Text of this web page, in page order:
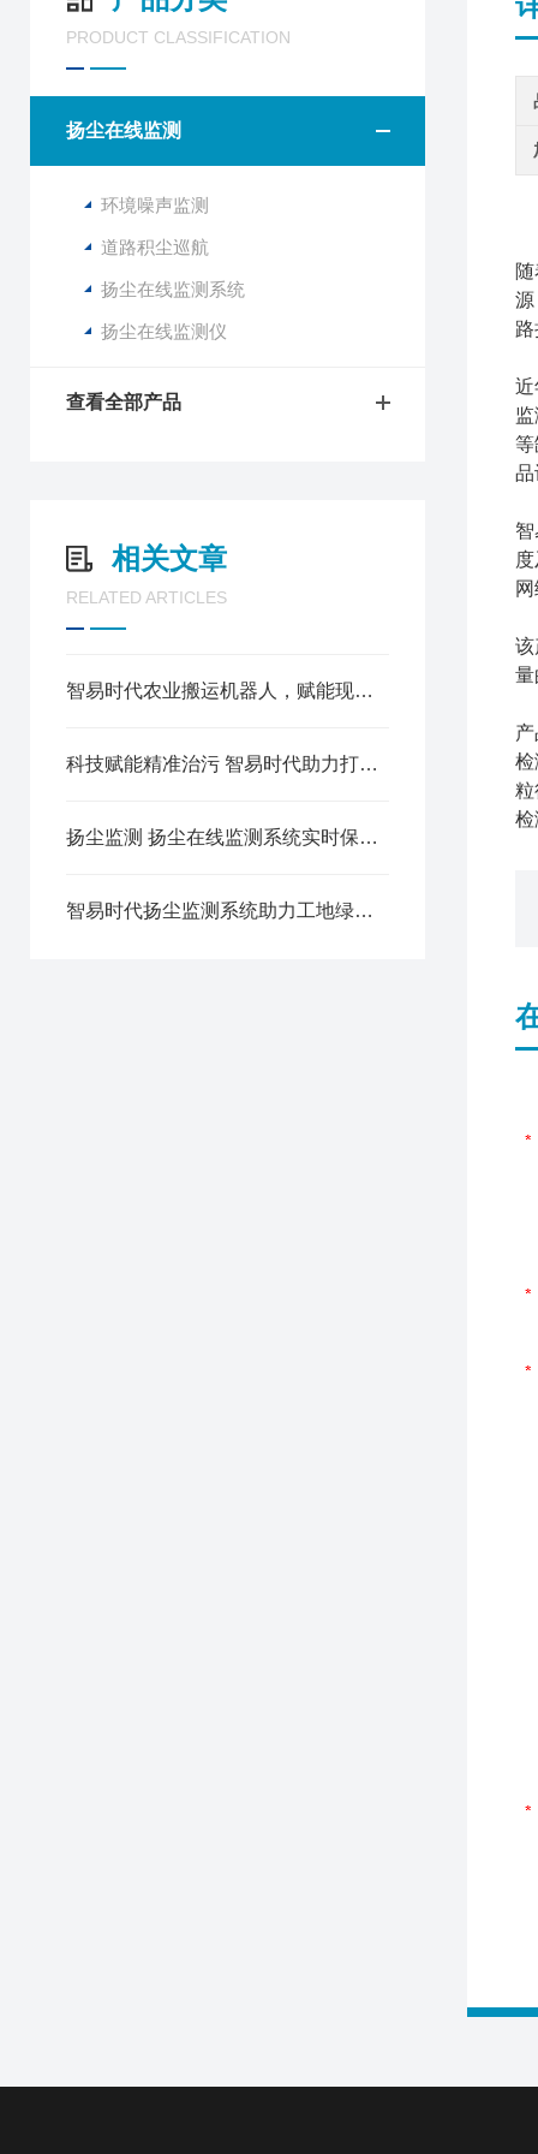
PRODUCT CLASSIFICATION
扬尘在线监测
环境噪声监测
道路积尘巡航
扬尘在线监测系统
扬尘在线监测仪
查看全部产品
相关文章
RELATED ARTICLES
智易时代农业搬运机器人，赋能现代农业的智能先锋
科技赋能精准治污 智易时代助力打赢蓝天保卫战
扬尘监测 扬尘在线监测系统实时保障环境空气质量
智易时代扬尘监测系统助力工地绿色施工
源
近
等
品
该
量
检
粒
检